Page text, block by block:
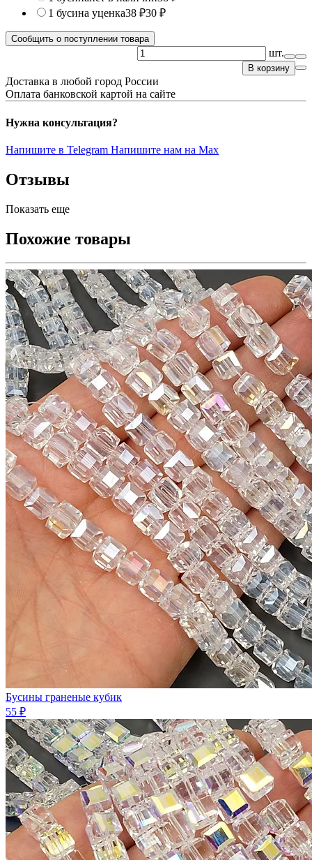
1 бусина уценка38 ₽30 ₽
Сообщить о поступлении товара
шт.
В корзину
Доставка в любой город России
Оплата банковской картой на сайте
Нужна консультация?
Напишите в Telegram Напишите нам на Max
Отзывы
Показать еще
Похожие товары
Бусины граненые кубик
55 ₽